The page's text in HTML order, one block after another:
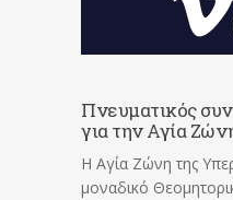
Πνευματικός
για την Αγία
Η Αγία Ζώνη της
μοναδικό